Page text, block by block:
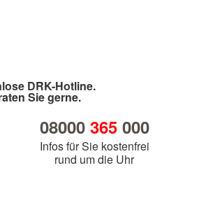
DRK-Hotline.
Sie gerne.
08000 365000
Infos für Sie kostenfrei
rund um die Uhr